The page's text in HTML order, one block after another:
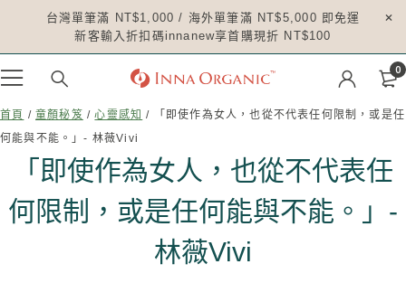
台灣單筆滿 NT$1,000 / 海外單筆滿 NT$5,000 即免運
新客輸入折扣碼innanew享首購現折 NT$100
0
首頁 /童顏秘笈 /心靈感知 / 「即使作為女人，也從不代表任何限制，或是任
何能與不能。」- 林薇Vivi
「即使作為女人，也從不代表任
何限制，或是任何能與不能。」-
林薇Vivi